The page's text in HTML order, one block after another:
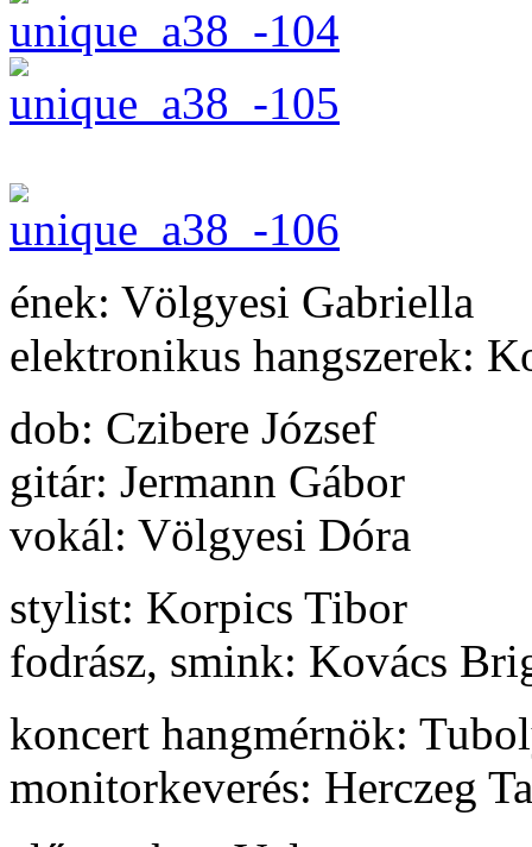
ének: Völgyesi Gabriella
elektronikus hangszerek:
dob: Czibere József
gitár: Jermann Gábor
vokál: Völgyesi Dóra
stylist: Korpics Tibor
fodrász, smink: Kovács
koncert hangmérnök:
monitorkeverés: Herczeg